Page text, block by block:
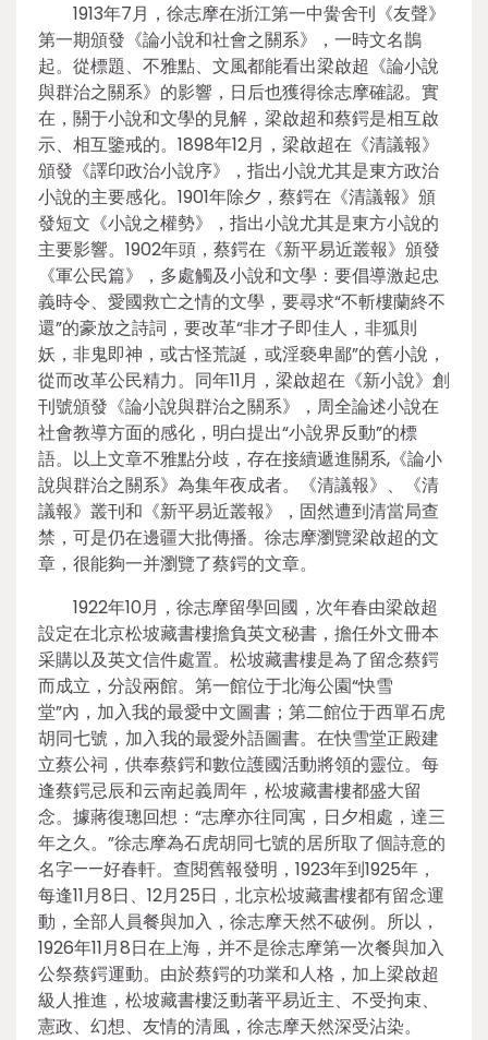
1913年7月，徐志摩在浙江第一中黌舍刊《友聲》
第一期頒發《論小說和社會之關系》，一時文名鵲
起。從標題、不雅點、文風都能看出梁啟超《論小說
與群治之關系》的影響，日后也獲得徐志摩確認。實
在，關于小說和文學的見解，梁啟超和蔡鍔是相互啟
示、相互鑒戒的。1898年12月，梁啟超在《清議報》
頒發《譯印政治小說序》，指出小說尤其是東方政治
小說的主要感化。1901年除夕，蔡鍔在《清議報》頒
發短文《小說之權勢》，指出小說尤其是東方小說的
主要影響。1902年頭，蔡鍔在《新平易近叢報》頒發
《軍公民篇》，多處觸及小說和文學：要倡導激起忠
義時令、愛國救亡之情的文學，要尋求“不斬樓蘭終不
還”的豪放之詩詞，要改革“非才子即佳人，非狐則
妖，非鬼即神，或古怪荒誕，或淫褻卑鄙”的舊小說，
從而改革公民精力。同年11月，梁啟超在《新小說》創
刊號頒發《論小說與群治之關系》，周全論述小說在
社會教導方面的感化，明白提出“小說界反動”的標
語。以上文章不雅點分歧，存在接續遞進關系,《論小
說與群治之關系》為集年夜成者。《清議報》、《清
議報》叢刊和《新平易近叢報》，固然遭到清當局查
禁，可是仍在邊疆大批傳播。徐志摩瀏覽梁啟超的文
章，很能夠一并瀏覽了蔡鍔的文章。
1922年10月，徐志摩留學回國，次年春由梁啟超
設定在北京松坡藏書樓擔負英文秘書，擔任外文冊本
采購以及英文信件處置。松坡藏書樓是為了留念蔡鍔
而成立，分設兩館。第一館位于北海公園“快雪
堂”內，加入我的最愛中文圖書；第二館位于西單石虎
胡同七號，加入我的最愛外語圖書。在快雪堂正殿建
立蔡公祠，供奉蔡鍔和數位護國活動將領的靈位。每
逢蔡鍔忌辰和云南起義周年，松坡藏書樓都盛大留
念。據蔣復璁回想：“志摩亦往同寓，日夕相處，達三
年之久。”徐志摩為石虎胡同七號的居所取了個詩意的
名字——好春軒。查閱舊報發明，1923年到1925年，
每逢11月8日、12月25日，北京松坡藏書樓都有留念運
動，全部人員餐與加入，徐志摩天然不破例。所以，
1926年11月8日在上海，并不是徐志摩第一次餐與加入
公祭蔡鍔運動。由於蔡鍔的功業和人格，加上梁啟超
級人推進，松坡藏書樓泛動著平易近主、不受拘束、
憲政、幻想、友情的清風，徐志摩天然深受沾染。